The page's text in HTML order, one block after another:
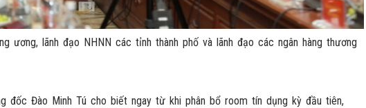
ương, lãnh đạo NHNN các tỉnh thành phố và lãnh đạo các ngân hàng thương
đốc Đào Minh Tú cho biết ngay từ khi phân bổ room tín dụng kỳ đầu tiên,